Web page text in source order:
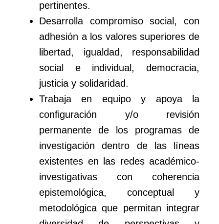
pertinentes.
Desarrolla compromiso social, con
adhesión a los valores superiores de
libertad, igualdad, responsabilidad
social e individual, democracia,
justicia y solidaridad.
Trabaja en equipo y apoya la
configuración y/o revisión
permanente de los programas de
investigación dentro de las líneas
existentes en las redes académico-
investigativas con coherencia
epistemológica, conceptual y
metodológica que permitan integrar